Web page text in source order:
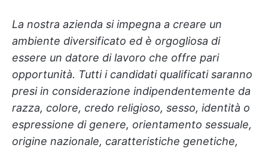
La nostra azienda si impegna a creare un
ambiente diversificato ed è orgogliosa di
essere un datore di lavoro che offre pari
opportunità. Tutti i candidati qualificati saranno
presi in considerazione indipendentemente da
razza, colore, credo religioso, sesso, identità o
espressione di genere, orientamento sessuale,
origine nazionale, caratteristiche genetiche,